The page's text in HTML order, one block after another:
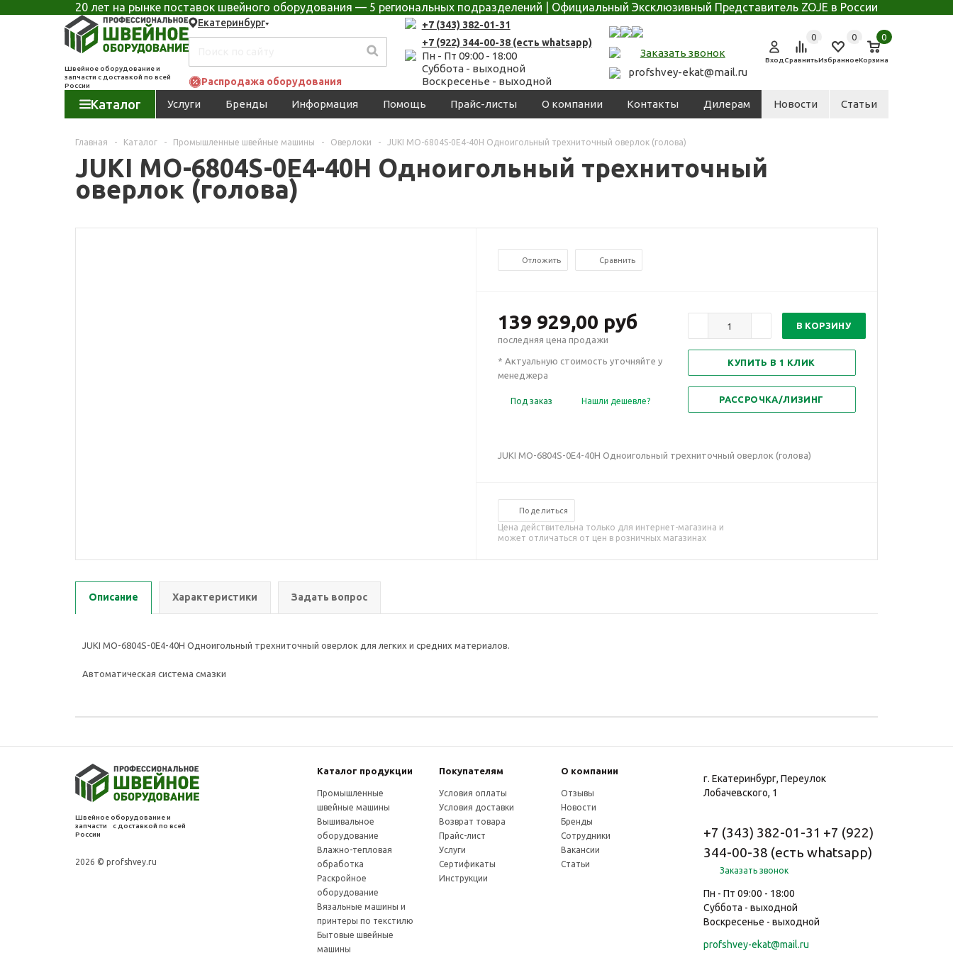
20 лет на рынке поставок швейного оборудования — 5 региональных подразделений | Официальный Эксклюзивный Представитель ZOJE в России
Швейное оборудование и
запчасти с доставкой по всей
России
Екатеринбург
Распродажа оборудования
+7 (343) 382-01-31
+7 (922) 344-00-38 (есть whatsapp)
Пн - Пт 09:00 - 18:00
Суббота - выходной
Воскресенье - выходной
Заказать звонок
profshvey-ekat@mail.ru
ВходСравнить
0
Избранное
0
Корзина
0
Каталог Услуги Бренды Информация Помощь Прайс-листы О компании Контакты Дилерам Новости Статьи
Главная - Каталог - Промышленные швейные машины - Оверлоки - JUKI MO-6804S-0E4-40H Одноигольный трехниточный оверлок (голова)
JUKI MO-6804S-0E4-40H Одноигольный трехниточный
оверлок (голова)
Отложить Сравнить
139 929,00 руб
последняя цена продажи
* Актуальную стоимость уточняйте у
менеджера
Под заказ Нашли дешевле?
В КОРЗИНУ
КУПИТЬ В 1 КЛИК
РАССРОЧКА/ЛИЗИНГ
JUKI MO-6804S-0E4-40H Одноигольный трехниточный оверлок (голова)
Поделиться
Цена действительна только для интернет-магазина и
может отличаться от цен в розничных магазинах
Описание Характеристики Задать вопрос
JUKI MO-6804S-0E4-40H Одноигольный трехниточный оверлок для легких и средних материалов.
Автоматическая система смазки
г. Екатеринбург, Переулок
Лобачевского, 1
+7 (343) 382-01-31 +7 (922)
344-00-38 (есть whatsapp)
Заказать звонок
Пн - Пт 09:00 - 18:00
Суббота - выходной
Воскресенье - выходной
profshvey-ekat@mail.ru
Швейное оборудование и
запчасти с доставкой по всей
России
2026 © profshvey.ru
Каталог продукции
Промышленные
швейные машины
Вышивальное
оборудование
Влажно-тепловая
обработка
Раскройное
оборудование
Вязальные машины и
принтеры по текстилю
Бытовые швейные
машины
Покупателям
Условия оплаты
Условия доставки
Возврат товара
Прайс-лист
Услуги
Сертификаты
Инструкции
О компании
Отзывы
Новости
Бренды
Сотрудники
Вакансии
Статьи